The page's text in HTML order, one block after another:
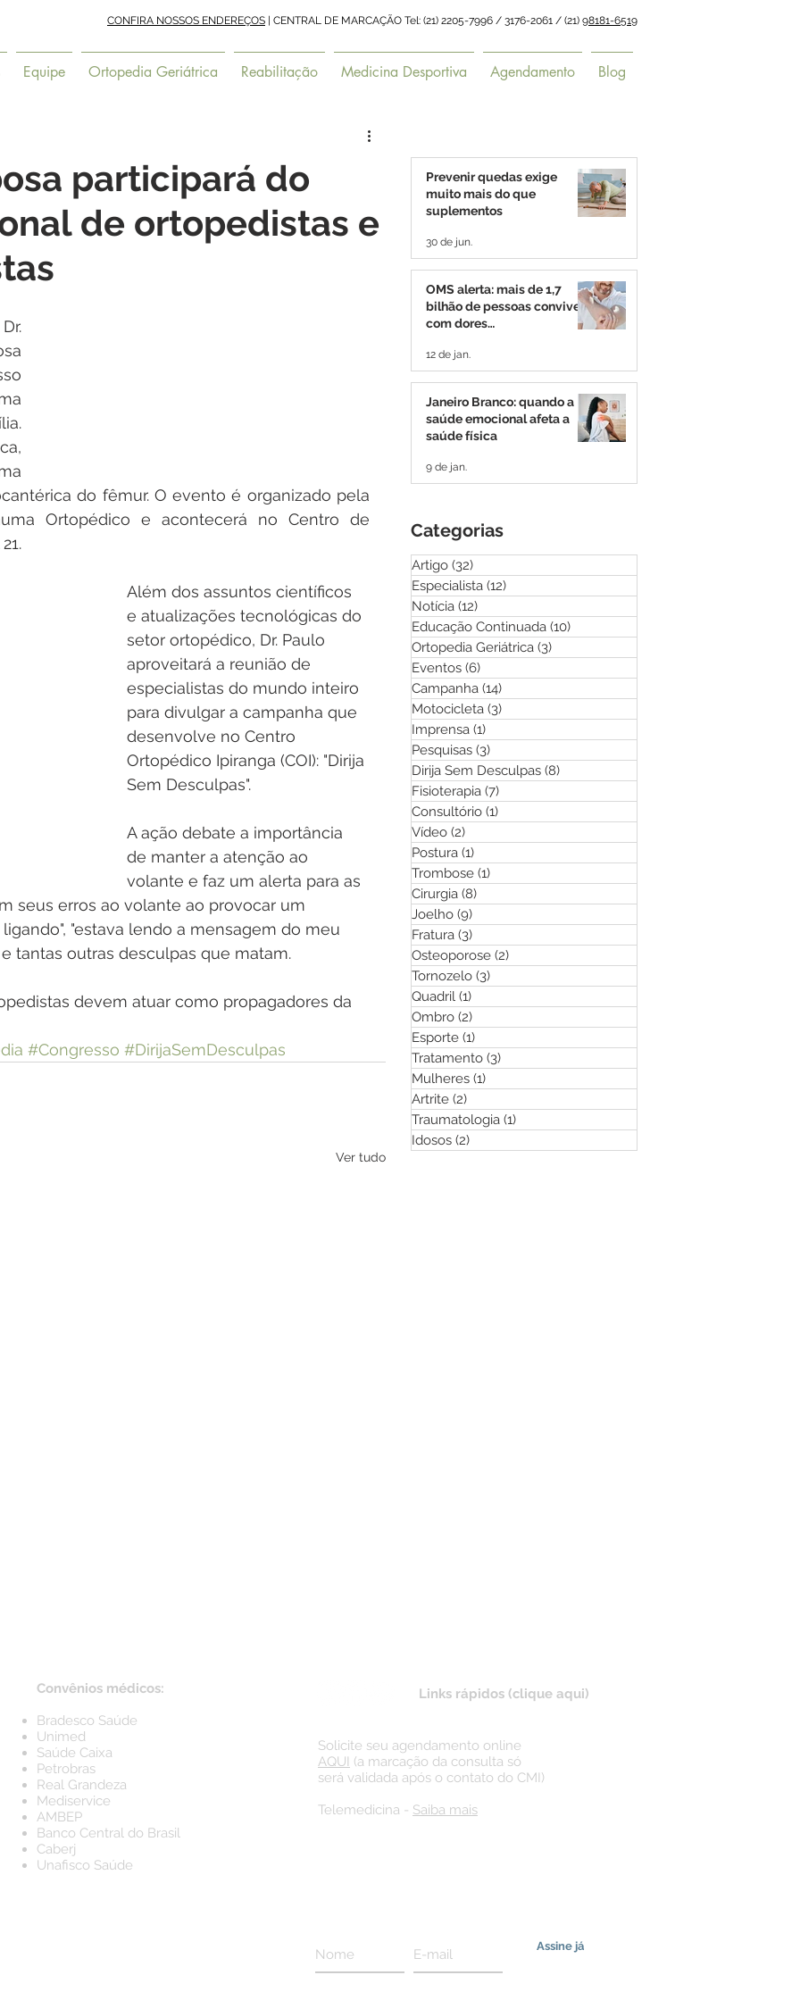
Equipe Ortopedia Geriátrica Reabilitação Medicina Desportiva Agendamento Blog
CONFIRA NOSSOS ENDEREÇOS | CENTRAL DE MARCAÇÃO Tel: (21) 2205-7996 / 3176-2061 / (21) 98181-6519
participará do
de ortopedistas e
do fêmur. O evento é organizado pela
Ortopédico e acontecerá no Centro de
Além dos assuntos científicos
e atualizações tecnológicas do
setor ortopédico, Dr. Paulo
aproveitará a reunião de
especialistas do mundo inteiro
para divulgar a campanha que
desenvolve no Centro
Ortopédico Ipiranga (COI): "Dirija
Sem Desculpas".
A ação debate a importância
de manter a atenção ao
volante e faz um alerta para as
seus erros ao volante ao provocar um
"estava lendo a mensagem do meu
tantas outras desculpas que matam.
devem atuar como propagadores da
#Congresso #DirijaSemDesculpas
Ver tudo
Prevenir quedas exige
muito mais do que
suplementos
30 de jun.
OMS alerta: mais de 1,7
bilhão de pessoas convivem
com dores
12 de jan.
Janeiro Branco: quando a
saúde emocional afeta a
saúde física
9 de jan.
Categorias
Artigo (32)
Especialista (12)
Notícia (12)
Educação Continuada (10)
Ortopedia Geriátrica (3)
Eventos (6)
Campanha (14)
Motocicleta (3)
Imprensa (1)
Pesquisas (3)
Dirija Sem Desculpas (8)
Fisioterapia (7)
Consultório (1)
Vídeo (2)
Postura (1)
Trombose (1)
Cirurgia (8)
Joelho (9)
Fratura (3)
Osteoporose (2)
Tornozelo (3)
Quadril (1)
Ombro (2)
Esporte (1)
Tratamento (3)
Mulheres (1)
Artrite (2)
Traumatologia (1)
Idosos (2)
Convênios médicos:
Bradesco Saúde
Unimed
Saúde Caixa
Petrobras
Real Grandeza
Mediservice
AMBEP
Banco Central do Brasil
Caberj
Unafisco Saúde
Links rápidos (clique aqui)
Solicite seu agendamento online
AQUI (a marcação da consulta só
será validada após o contato do CMI)
Telemedicina - Saiba mais
Assine já